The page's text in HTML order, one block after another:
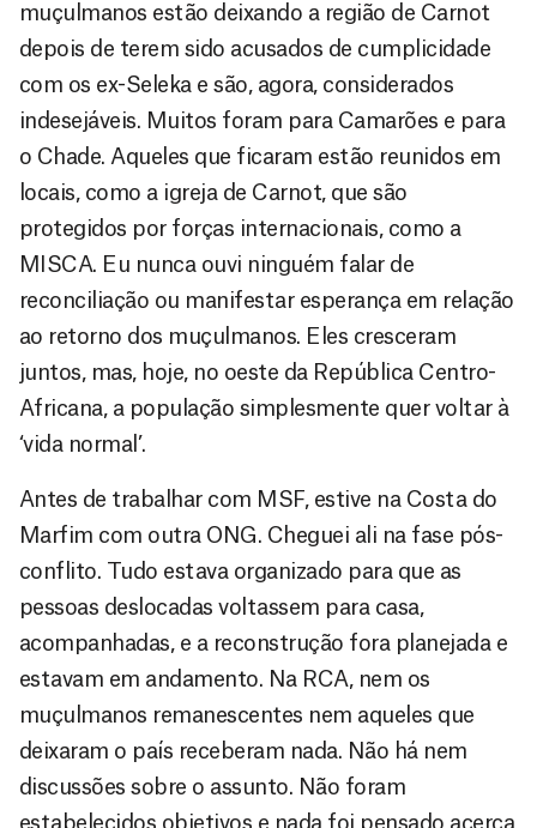
muçulmanos estão deixando a região de Carnot
depois de terem sido acusados de cumplicidade
com os ex-Seleka e são, agora, considerados
indesejáveis. Muitos foram para Camarões e para
o Chade. Aqueles que ficaram estão reunidos em
locais, como a igreja de Carnot, que são
protegidos por forças internacionais, como a
MISCA. Eu nunca ouvi ninguém falar de
reconciliação ou manifestar esperança em relação
ao retorno dos muçulmanos. Eles cresceram
juntos, mas, hoje, no oeste da República Centro-
Africana, a população simplesmente quer voltar à
‘vida normal’.
Antes de trabalhar com MSF, estive na Costa do
Marfim com outra ONG. Cheguei ali na fase pós-
conflito. Tudo estava organizado para que as
pessoas deslocadas voltassem para casa,
acompanhadas, e a reconstrução fora planejada e
estavam em andamento. Na RCA, nem os
muçulmanos remanescentes nem aqueles que
deixaram o país receberam nada. Não há nem
discussões sobre o assunto. Não foram
estabelecidos objetivos e nada foi pensado acerca